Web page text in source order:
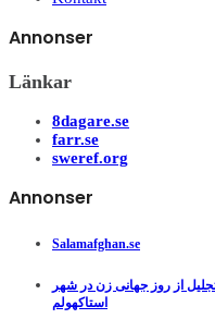
Annonser
Länkar
8dagare.se
farr.se
sweref.org
Annonser
Salamafghan.se
از روز جهانی زن در شهر
استاکهولم